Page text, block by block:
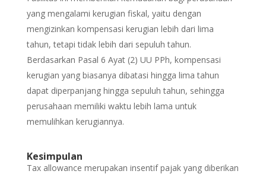
yang mengalami kerugian fiskal, yaitu dengan
mengizinkan kompensasi kerugian lebih dari lima
tahun, tetapi tidak lebih dari sepuluh tahun.
Berdasarkan Pasal 6 Ayat (2) UU PPh, kompensasi
kerugian yang biasanya dibatasi hingga lima tahun
dapat diperpanjang hingga sepuluh tahun, sehingga
perusahaan memiliki waktu lebih lama untuk
memulihkan kerugiannya.
Kesimpulan
Tax allowance merupakan insentif pajak yang diberikan